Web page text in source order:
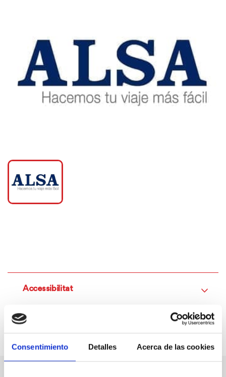
Consentimiento Detalles Acerca de las cookies
Accessibilitat